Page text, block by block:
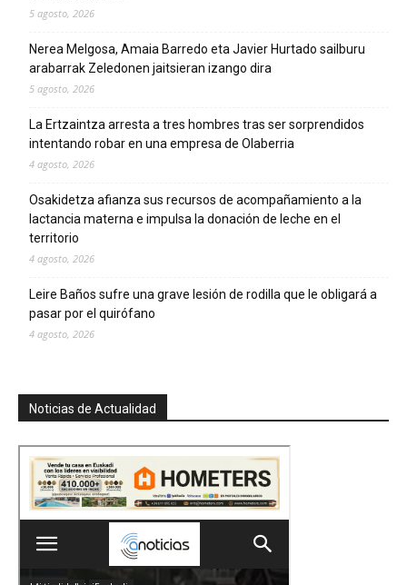
5 agosto, 2026
Nerea Melgosa, Amaia Barredo eta Javier Hurtado sailburu
arabarrak Zeledonen jaitsieran izango dira
5 agosto, 2026
La Ertzaintza arresta a tres hombres tras ser sorprendidos
intentando robar en una empresa de Olaberria
4 agosto, 2026
Osakidetza afianza sus recursos de acompañamiento a la
lactancia materna e impulsa la donación de leche en el
territorio
4 agosto, 2026
Leire Baños sufre una grave lesión de rodilla que le obligará a
pasar por el quirófano
4 agosto, 2026
Noticias de Actualidad